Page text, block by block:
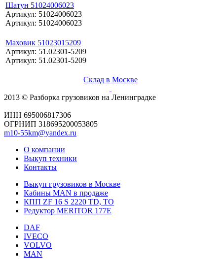
Шатун 51024006023
Артикул: 51024006023
Артикул: 51024006023
Маховик 51023015209
Артикул: 51.02301-5209
Артикул: 51.02301-5209
Склад в Москве
2013 © Разборка грузовиков на Ленинградке
ИНН 695006817306
ОГРНИП 318695200053805
m10-55km@yandex.ru
О компании
Выкуп техники
Контакты
Выкуп грузовиков в Москве
Кабины MAN в продаже
КПП ZF 16 S 2220 TD, TO
Редуктор MERITOR 177Е
DAF
IVECO
VOLVO
MAN